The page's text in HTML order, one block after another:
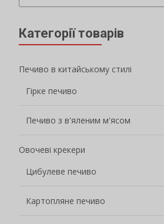
Категорії товарів
Печиво в китайському стилі
Гірке печиво
Печиво з в'яленим м'ясом
Овочеві крекери
Цибулеве печиво
Картопляне печиво